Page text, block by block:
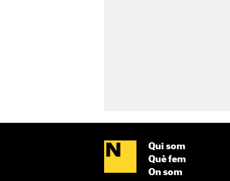
Qui som
Què fem
On som